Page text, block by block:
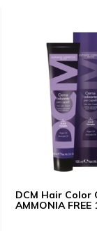
DCM Hair Color
AMMONIA FREE